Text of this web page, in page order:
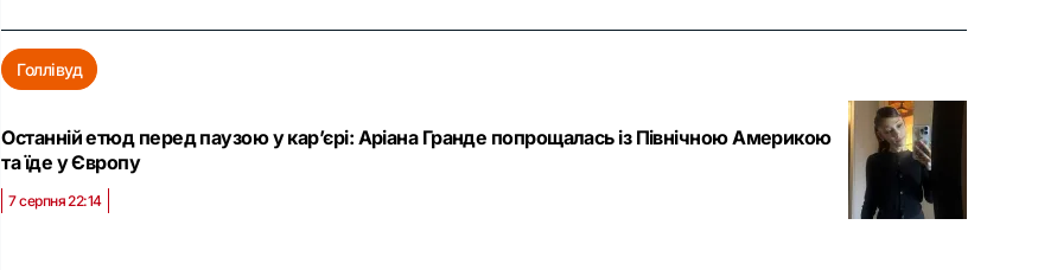
Голлівуд
Останній етюд перед паузою у кар’єрі: Аріана Гранде попрощалась із Північною Америкою
та їде у Європу
7 серпня 22:14